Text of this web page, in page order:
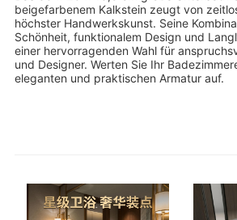
beigefarbenem Kalkstein zeugt von
höchster Handwerkskunst. Seine
Schönheit, funktionalem Design und
einer hervorragenden Wahl für
und Designer. Werten Sie Ihr
eleganten und praktischen Armatur auf.